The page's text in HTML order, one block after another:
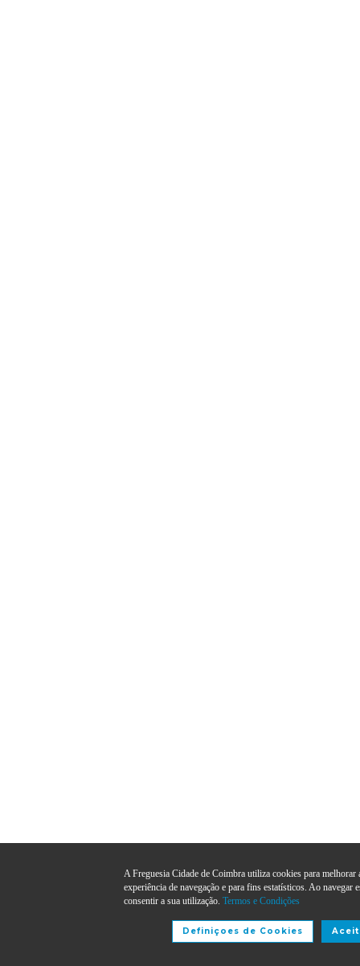
A Freguesia Cidade de Coimbra utiliza cookies para melhorar
experiência de navegação e para fins estatísticos. Ao navegar
consentir a sua utilização. Termos e Condições
Definiçoes de Cookies